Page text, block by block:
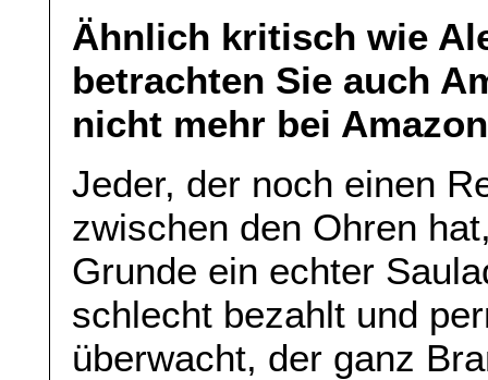
Ähnlich kritisch wie
betrachten Sie auch
nicht mehr bei
Jeder, der noch einen
zwischen den Ohren
Grunde ein echter
schlecht bezahlt und
überwacht, der ganz